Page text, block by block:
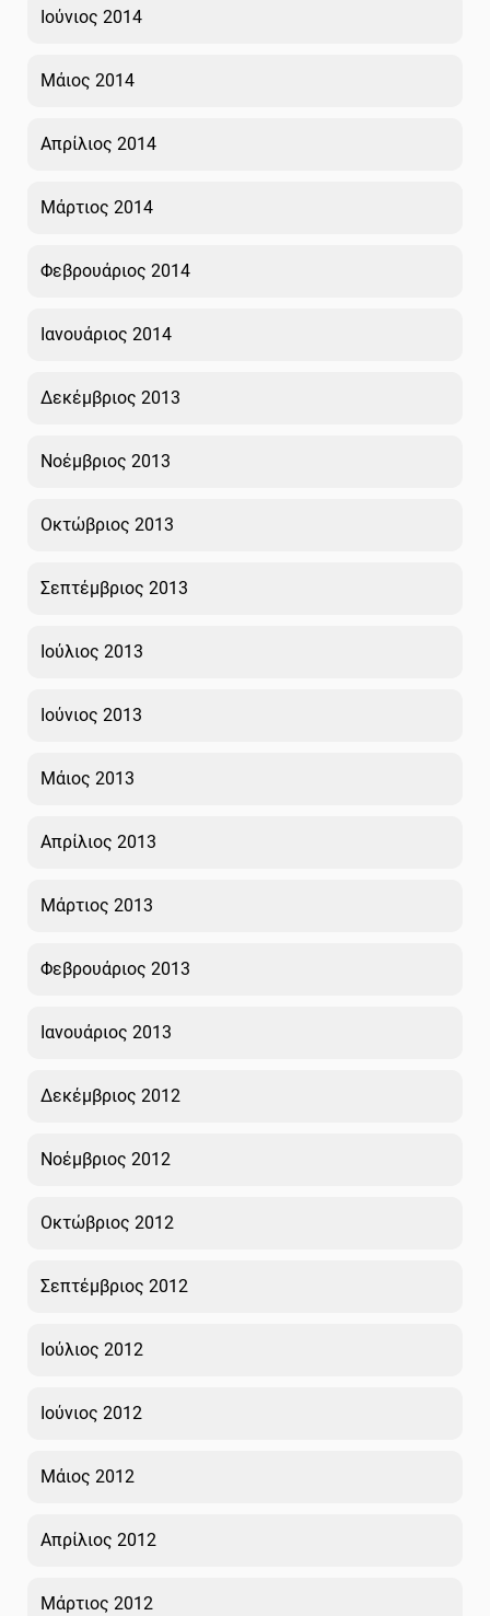
Ιούνιος 2014
Μάιος 2014
Απρίλιος 2014
Μάρτιος 2014
Φεβρουάριος 2014
Ιανουάριος 2014
Δεκέμβριος 2013
Νοέμβριος 2013
Οκτώβριος 2013
Σεπτέμβριος 2013
Ιούλιος 2013
Ιούνιος 2013
Μάιος 2013
Απρίλιος 2013
Μάρτιος 2013
Φεβρουάριος 2013
Ιανουάριος 2013
Δεκέμβριος 2012
Νοέμβριος 2012
Οκτώβριος 2012
Σεπτέμβριος 2012
Ιούλιος 2012
Ιούνιος 2012
Μάιος 2012
Απρίλιος 2012
Μάρτιος 2012